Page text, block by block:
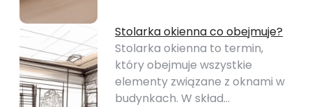
Stolarka okienna co obejmuje?
Stolarka okienna to termin,
który obejmuje wszystkie
elementy związane z oknami w
budynkach. W skład…